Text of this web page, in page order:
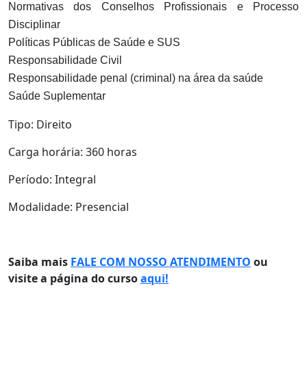
Normativas dos Conselhos Profissionais e Processo
Disciplinar
Políticas Públicas de Saúde e SUS
Responsabilidade Civil
Responsabilidade penal (criminal) na área da saúde
Saúde Suplementar
Tipo: Direito
Carga horária: 360 horas
Período: Integral
Modalidade: Presencial
Saiba mais FALE COM NOSSO ATENDIMENTO ou
visite a página do cursoaqui!